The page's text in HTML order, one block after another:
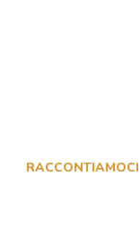
RACCONTIAMOCI